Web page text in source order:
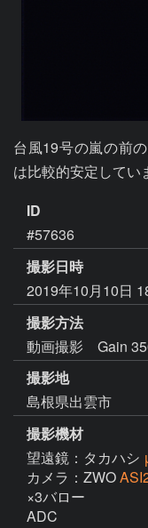
台風19号の嵐の前
は比較的安定してい
ID
#57636
撮影日時
2019年10月10日
撮影方法
動画撮影 Gain
撮影地
島根県出雲市
撮影機材
望遠鏡：タカハシ
カメラ：ZWO
×3バロー
ADC